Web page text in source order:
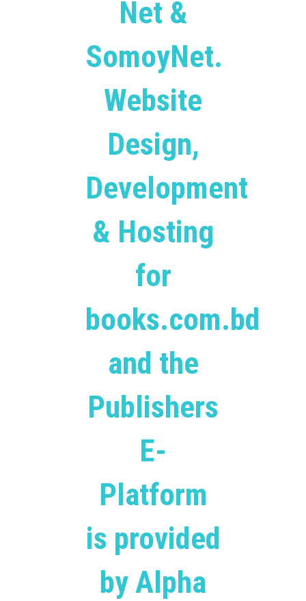
Net &
SomoyNet.
Website
Design,
Development
& Hosting
for
books.com.bd
and the
Publishers
E-
Platform
is provided
by Alpha